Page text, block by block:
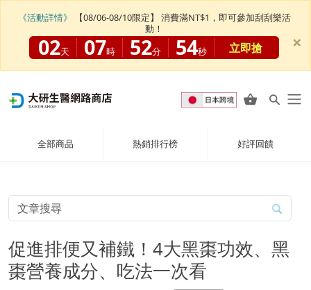
全部商品 熱銷排行榜 好評回饋
促進排便又補鐵！4大黑棗功效、黑
棗營養成分、吃法一次看
《活動詳情》
【08/06-08/10限定】 消費滿NT$1，即可參加刮刮樂活
動！
02天 07時 52分 53秒 立即搶 ×